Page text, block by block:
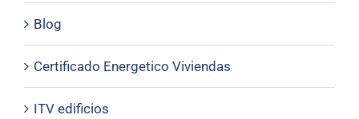
Blog
Certificado Energetico Viviendas
ITV edificios